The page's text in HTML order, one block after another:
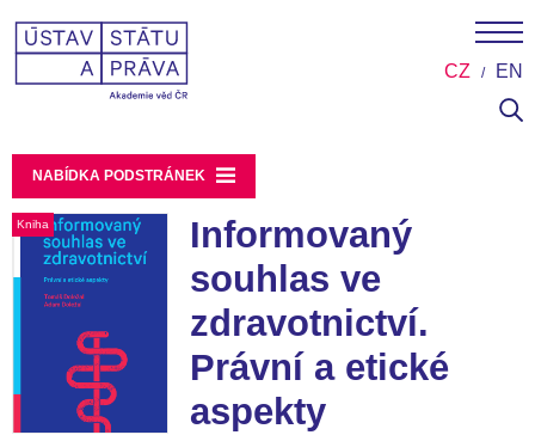
CZ EN
NABÍDKA PODSTRÁNEK
Kniha
Informovaný
souhlas ve
zdravotnictví.
Právní a etické
aspekty